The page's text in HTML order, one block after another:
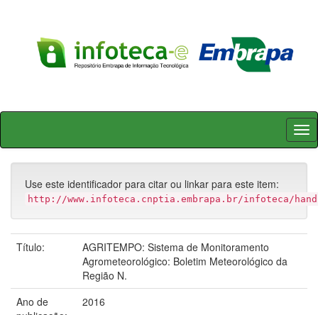
Skip
Use este identificador para citar ou linkar para este item:
http://www.infoteca.cnptia.embrapa.br/infoteca/
Título:
AGRITEMPO: Sistema de Monitoramento
Agrometeorológico: Boletim Meteorológico da
Região N.
Ano de
2016